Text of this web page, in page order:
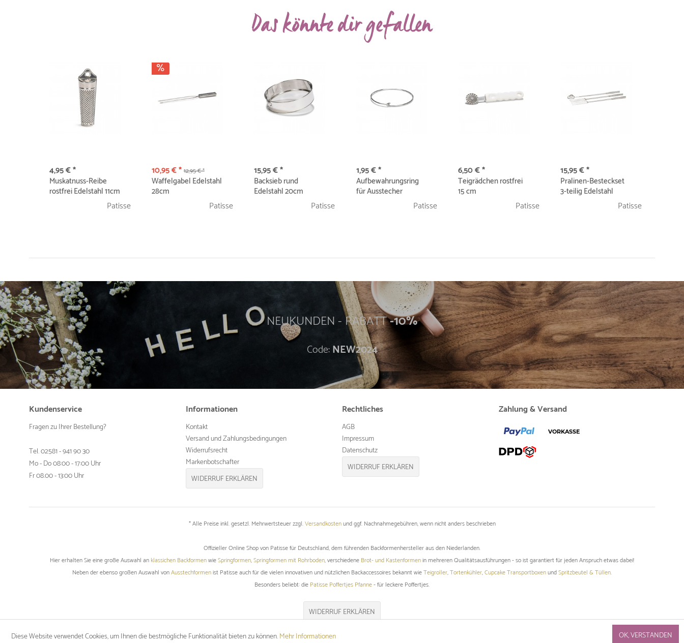
Das könnte dir gefallen
4,95 € *
Muskatnuss-Reibe
rostfrei Edelstahl 11cm
Patisse
10,95 € * 12,95 € *
Waffelgabel Edelstahl
28cm
Patisse
15,95 € *
Backsieb rund
Edelstahl 20cm
Patisse
1,95 € *
Aufbewahrungsring
für Ausstecher
Patisse
6,50 € *
Teigrädchen rostfrei
15 cm
Patisse
15,95 € *
Pralinen-Besteckset
3-teilig Edelstahl
Patisse
NEUKUNDEN - RABATT-10%
Code:NEW2024
Kundenservice
Fragen zu Ihrer Bestellung?
Tel. 02581 - 941 90 30
Mo - Do 08:00 - 17:00 Uhr
Fr 08.00 - 13:00 Uhr
Informationen
Kontakt
Versand und Zahlungsbedingungen
Widerrufsrecht
Markenbotschafter
WIDERRUF ERKLÄREN
Rechtliches
AGB
Impressum
Datenschutz
WIDERRUF ERKLÄREN
Zahlung & Versand
* Alle Preise inkl. gesetzl. Mehrwertsteuer zzgl.Versandkostenund ggf. Nachnahmegebühren, wenn nicht anders beschrieben
Offizieller Online Shop von Patisse für Deutschland, dem führenden Backformenhersteller aus den Niederlanden.
Hier erhalten Sie eine große Auswahl an klassichen BackformenwieSpringformen,Springformen mit Rohrboden, verschiedene Brot- und Kastenformenin mehreren Qualitätsausführungen - so ist garantiert für jeden Anspruch etwas dabei!
Neben der ebenso großen Auswahl vonAusstechformenist Patisse auch für die vielen innovativen und nützlichen Backaccessoires bekannt wieTeigroller,Tortenkühler,Cupcake TransportboxenundSpritzbeutel & Tüllen.
Besonders beliebt: die Patisse Poffertjes Pfanne- für leckere Poffertjes.
WIDERRUF ERKLÄREN
Diese Website verwendet Cookies, um Ihnen die bestmögliche Funktionalität bieten zu können.Mehr Informationen OK, VERSTANDEN